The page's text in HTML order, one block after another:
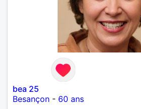
bea 25
Besançon - 60 ans